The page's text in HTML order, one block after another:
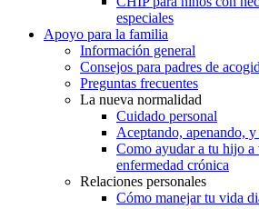
especiales
Apoyo para la familia
Información general
Consejos para padres de
Preguntas frecuentes
La nueva normalidad
Cuidado personal
Aceptando, apenando,
Como ayudar a tu hijo
enfermedad crónica
Relaciones personales
Cómo manejar tu vida